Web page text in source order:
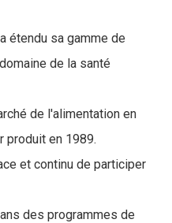
étendu sa gamme de
de la santé
de l'alimentation en
produit en 1989.
et continu de participer
des programmes de